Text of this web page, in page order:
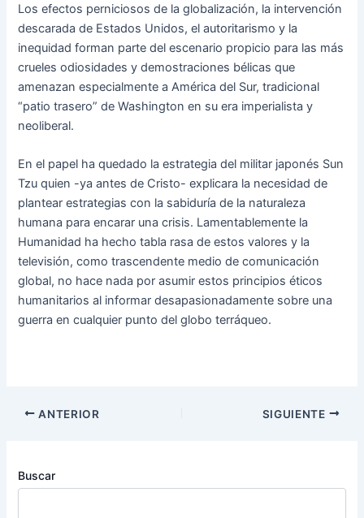
Los efectos perniciosos de la globalización, la intervención
descarada de Estados Unidos, el autoritarismo y la
inequidad forman parte del escenario propicio para las más
crueles odiosidades y demostraciones bélicas que
amenazan especialmente a América del Sur, tradicional
“patio trasero” de Washington en su era imperialista y
neoliberal.
En el papel ha quedado la estrategia del militar japonés Sun
Tzu quien -ya antes de Cristo- explicara la necesidad de
plantear estrategias con la sabiduría de la naturaleza
humana para encarar una crisis. Lamentablemente la
Humanidad ha hecho tabla rasa de estos valores y la
televisión, como trascendente medio de comunicación
global, no hace nada por asumir estos principios éticos
humanitarios al informar desapasionadamente sobre una
guerra en cualquier punto del globo terráqueo.
ANTERIOR SIGUIENTE
Buscar